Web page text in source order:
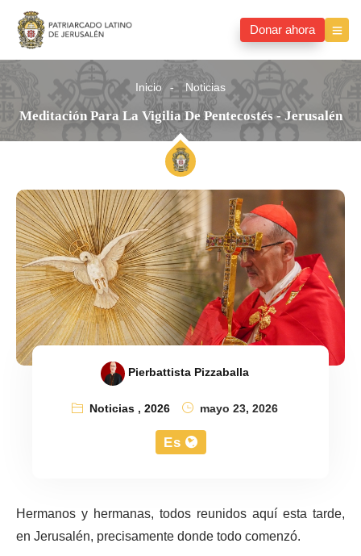
Donar ahora
Inicio Noticias
Meditación Para La Vigilia De Pentecostés - Jerusalén
Pierbattista Pizzaballa
Noticias,2026 mayo 23, 2026
Es
Hermanos y hermanas, todos reunidos aquí esta tarde,
en Jerusalén, precisamente donde todo comenzó.